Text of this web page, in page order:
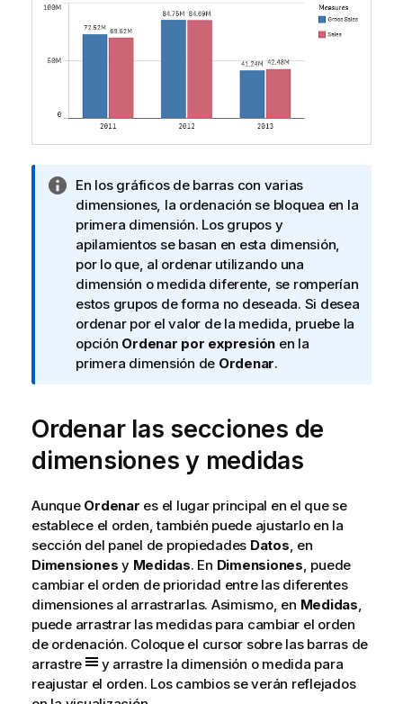
N
o
t
a
i
n
f
o
r
m
i
v
a
En los gráficos de barras con varias
dimensiones, la ordenación se bloquea en la
primera dimensión. Los grupos y
apilamientos se basan en esta dimensión,
por lo que, al ordenar utilizando una
dimensión o medida diferente, se romperían
estos grupos de forma no deseada. Si desea
ordenar por el valor de la medida, pruebe la
opción Ordenar por expresión en la
primera dimensión de Ordenar.
Ordenar las secciones de
dimensiones y medidas
Aunque Ordenar es el lugar principal en el que se
establece el orden, también puede ajustarlo en la
sección del panel de propiedades Datos, en
Dimensiones y Medidas. En Dimensiones, puede
cambiar el orden de prioridad entre las diferentes
dimensiones al arrastrarlas. Asimismo, en Medidas,
puede arrastrar las medidas para cambiar el orden
de ordenación. Coloque el cursor sobre las barras de
arrastre
y arrastre la dimensión o medida para
reajustar el orden. Los cambios se verán reflejados